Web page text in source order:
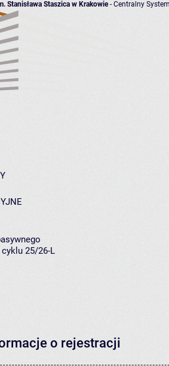
Stanisława Staszica w Krakowie- Centralny
25/26-L
o rejestracji